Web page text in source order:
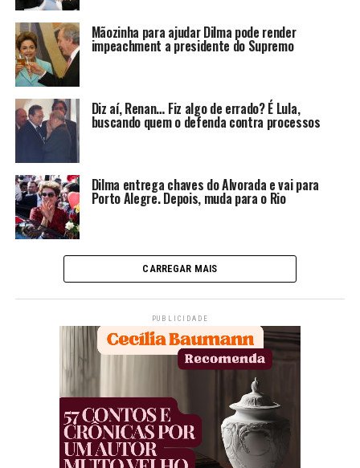
Mãozinha para ajudar Dilma pode render
impeachment a presidente do Supremo
Diz aí, Renan… Fiz algo de errado? É Lula,
buscando quem o defenda contra processos
Dilma entrega chaves do Alvorada e vai para
Porto Alegre. Depois, muda para o Rio
CARREGAR MAIS
PUBLICIDADE